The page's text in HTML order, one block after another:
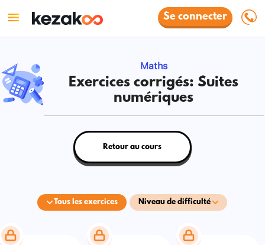
Se connecter
Maths
Exercices corrigés: Suites
numériques
Tous les exercices Niveau de difficulté
Retour au cours